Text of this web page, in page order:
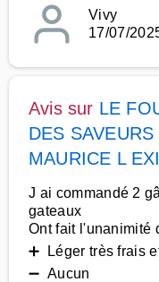
Vivy
17/07/
Avis sur LE
DES SAVEURS
MAURICE L
J ai commandé 2
gateaux
Ont fait l'unanimité
➕ Léger très frais
➖ Aucun